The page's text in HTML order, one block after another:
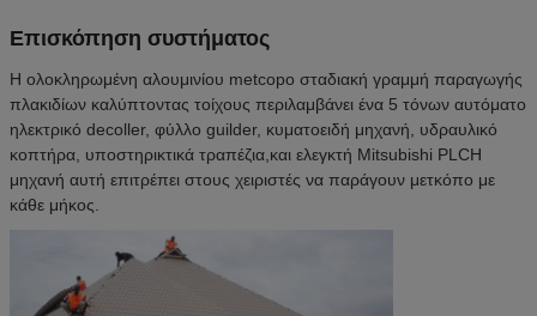
Επισκόπηση συστήματος
Η ολοκληρωμένη αλουμινίου metcopo σταδιακή γραμμή παραγωγής
πλακιδίων καλύπτοντας τοίχους περιλαμβάνει ένα 5 τόνων αυτόματο
ηλεκτρικό decoller, φύλλο guilder, κυματοειδή μηχανή, υδραυλικό
κοπτήρα, υποστηρικτικά τραπέζια,και ελεγκτή Mitsubishi PLCΗ
μηχανή αυτή επιτρέπει στους χειριστές να παράγουν μετκόπο με
κάθε μήκος.